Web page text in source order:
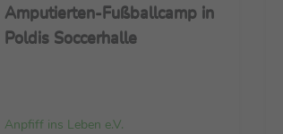
Amputierten-Fußballcamp in
Poldis Soccerhalle
Anpfiff ins Leben e.V.